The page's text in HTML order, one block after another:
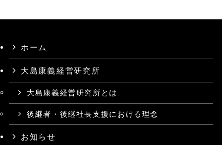
ホーム
大島康義⁨経営研究所
大島康義経営研究所とは
後継者・後継社長支援における理念
お知らせ